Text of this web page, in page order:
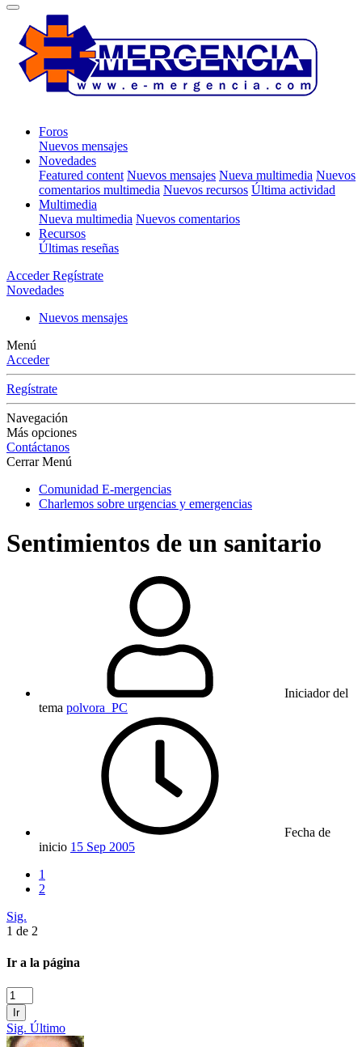
Foros
Nuevos mensajes
Novedades
Featured content Nuevos mensajes Nueva multimedia Nuevos
comentarios multimedia Nuevos recursos Última actividad
Multimedia
Nueva multimedia Nuevos comentarios
Recursos
Últimas reseñas
Acceder Regístrate
Novedades
Nuevos mensajes
Menú
Acceder
Regístrate
Navegación
Más opciones
Contáctanos
Cerrar Menú
Comunidad E-mergencias
Charlemos sobre urgencias y emergencias
Sentimientos de un sanitario
Iniciador del
tema polvora_PC
Fecha de
inicio 15 Sep 2005
1
2
Sig.
1 de 2
Ir a la página
Ir
Sig. Último